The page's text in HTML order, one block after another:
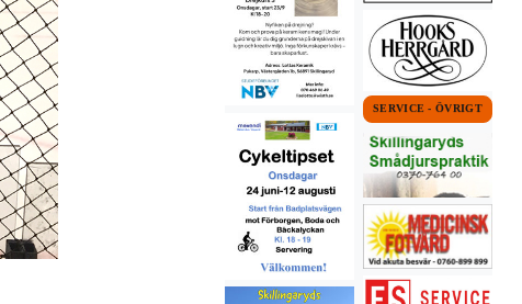
SERVICE - ÖVRIGT